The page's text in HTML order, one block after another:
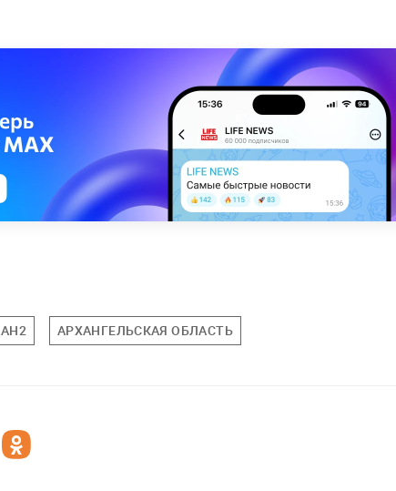
АН2 АРХАНГЕЛЬСКАЯ ОБЛАСТЬ